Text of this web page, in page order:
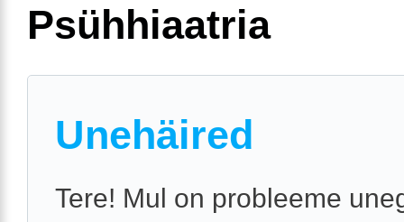
Psühhiaatria
Unehäired
Tere! Mul on probleeme